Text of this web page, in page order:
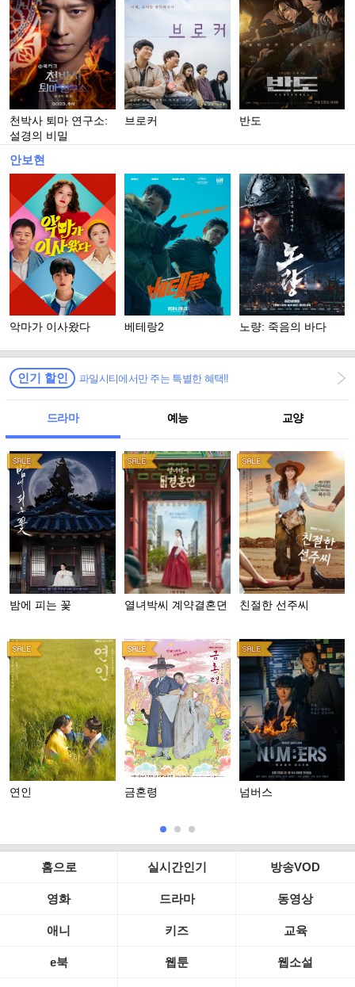
천박사 퇴마 연구소:
설경의 비밀
브로커 반도
안보현
악마가 이사왔다 베테랑2 노량: 죽음의 바다
인기 할인 파일시티에서만 주는 특별한 혜택!!
드라마 예능 교양
밤에 피는 꽃 열녀박씨 계약결혼뎐 친절한 선주씨
연인 금혼령 넘버스
홈으로 실시간인기 방송VOD
영화 드라마 동영상
애니 키즈 교육
e북 웹툰 웹소설